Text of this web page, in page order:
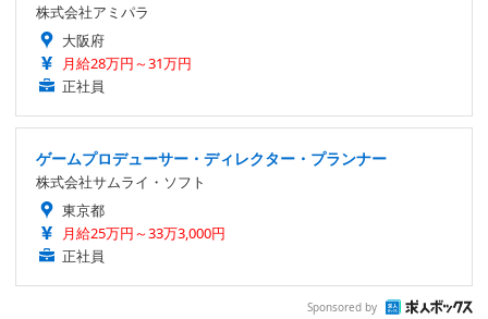
株式会社アミパラ
大阪府
月給28万円～31万円
正社員
ゲームプロデューサー・ディレクター・プランナー
株式会社サムライ・ソフト
東京都
月給25万円～33万3,000円
正社員
Sponsored by